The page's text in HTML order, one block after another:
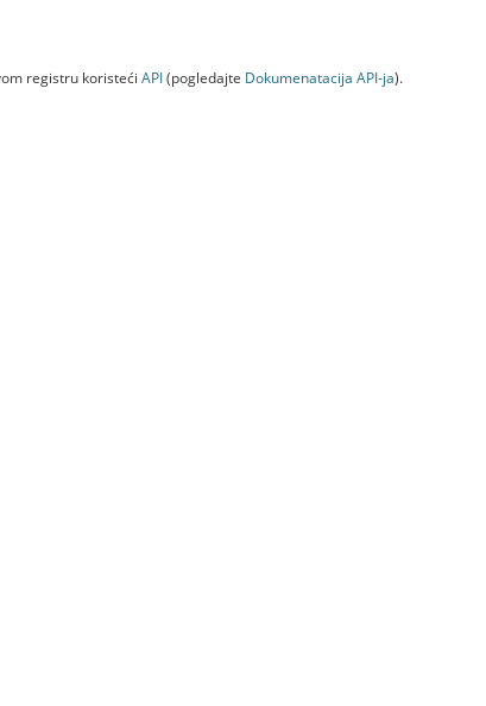
registru koristeći API(pogledajte Dokumenаtаcijа API-jа).